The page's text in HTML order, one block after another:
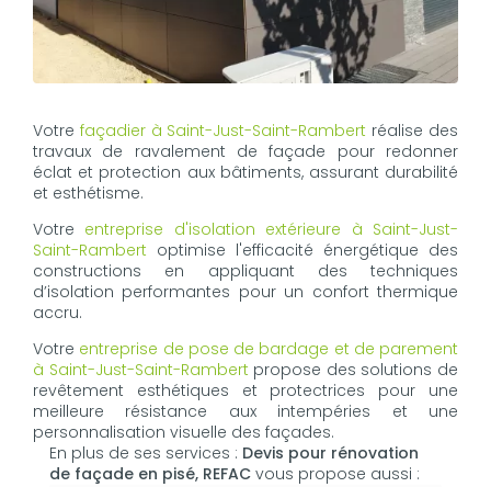
Votre façadier à Saint-Just-Saint-Rambert réalise des
travaux de ravalement de façade pour redonner
éclat et protection aux bâtiments, assurant durabilité
et esthétisme.
Votre entreprise d'isolation extérieure à Saint-Just-
Saint-Rambert optimise l'efficacité énergétique des
constructions en appliquant des techniques
d’isolation performantes pour un confort thermique
accru.
Votre entreprise de pose de bardage et de parement
à Saint-Just-Saint-Rambert propose des solutions de
revêtement esthétiques et protectrices pour une
meilleure résistance aux intempéries et une
personnalisation visuelle des façades.
En plus de ses services : Devis pour rénovation
de façade en pisé, REFAC vous propose aussi :